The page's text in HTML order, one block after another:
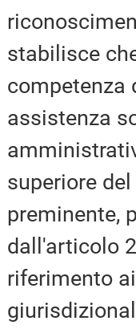
stabilisce
competenza
assistenza
superiore
preminente,
dall'articolo
riferimento